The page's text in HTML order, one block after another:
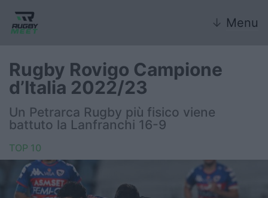
↓ Menu
Nazionali giovanili
Rugby Sevens
FIR
Rugby Rovigo Campione
d’Italia 2022/23
Un Petrarca Rugby più fisico viene
battuto la Lanfranchi 16-9
TOP 10